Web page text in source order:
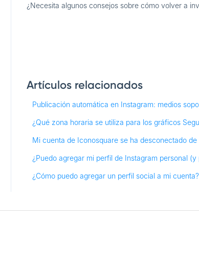
¿Necesita algunos consejos sobre cómo volver a
Artículos relacionados
Publicación automática en Instagram: medios
¿Qué zona horaria se utiliza para los gráficos
Mi cuenta de Iconosquare se ha desconectado
¿Puedo agregar mi perfil de Instagram personal
¿Cómo puedo agregar un perfil social a mi cuenta?